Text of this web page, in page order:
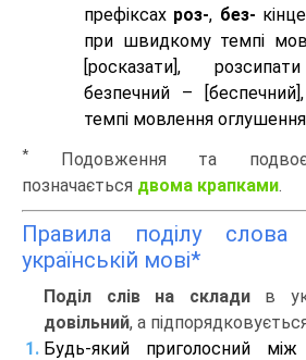
префіксах роз-, без-
при швидкому темпі
[росказати],
безпечний –
темпі мовлення
*
Подовження та
позначається двома крапками.
Правила поділу
українській мові*
Поділ слів на складив
довільний, а
Будь-який приголосний